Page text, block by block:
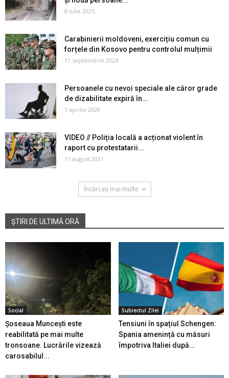
8 iulie 2025
Carabinierii moldoveni, exercițiu comun cu
forțele din Kosovo pentru controlul mulțimii
11 septembrie 2024
Persoanele cu nevoi speciale ale căror grade
de dizabilitate expiră în...
1 aprilie 2020
VIDEO // Poliția locală a acționat violent în
raport cu protestatarii...
11 august 2021
Încărcați mai multe
ȘTIRI DE ULTIMĂ ORĂ
Social
Șoseaua Muncești este
reabilitată pe mai multe
tronsoane. Lucrările vizează
carosabilul...
Subiectul Zilei
Tensiuni în spațiul Schengen:
Spania amenință cu măsuri
împotriva Italiei după...